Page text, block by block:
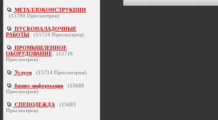
МЕТАЛЛОКОНСТРУКЦИИ
(15790 Просмотров)
ПУСКОНАЛАДОЧНЫЕ
РАБОТЫ
(15724 Просмотров)
ПРОМЫШЛЕННОЕ
ОБОРУДОВАНИЕ
(15716
Просмотров)
Услуги (15714 Просмотров)
бизнес-информация (15688
Просмотров)
СПЕЦОДЕЖДА (15683
Просмотров)